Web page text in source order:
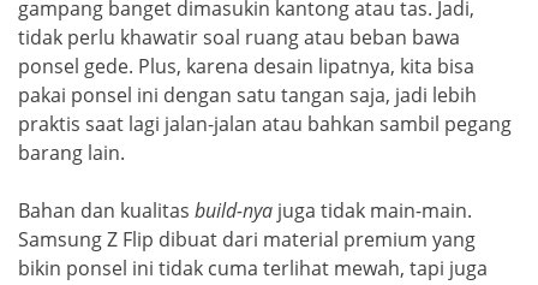
gampang banget dimasukin kantong atau tas. Jadi,
tidak perlu khawatir soal ruang atau beban bawa
ponsel gede. Plus, karena desain lipatnya, kita bisa
pakai ponsel ini dengan satu tangan saja, jadi lebih
praktis saat lagi jalan-jalan atau bahkan sambil pegang
barang lain.
Bahan dan kualitas build-nya juga tidak main-main.
Samsung Z Flip dibuat dari material premium yang
bikin ponsel ini tidak cuma terlihat mewah, tapi juga